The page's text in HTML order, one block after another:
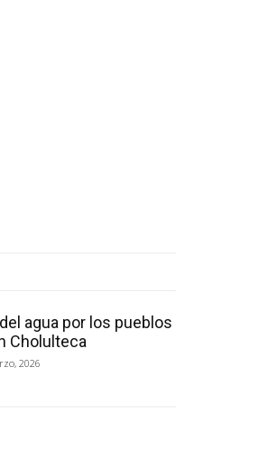
agua por los pueblos
Cholulteca
2026